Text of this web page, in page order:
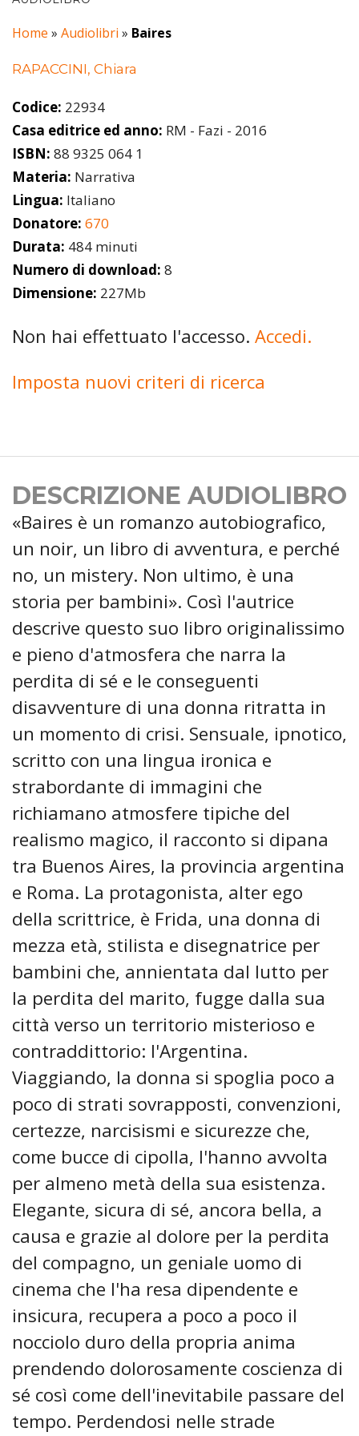
Home » Audiolibri » Baires
RAPACCINI, Chiara
Codice: 22934
Casa editrice ed anno: RM - Fazi - 2016
ISBN: 88 9325 064 1
Materia: Narrativa
Lingua: Italiano
Donatore: 670
Durata: 484 minuti
Numero di download: 8
Dimensione: 227Mb
Non hai effettuato l'accesso. Accedi.
Imposta nuovi criteri di ricerca
DESCRIZIONE AUDIOLIBRO
«Baires è un romanzo autobiografico,
un noir, un libro di avventura, e perché
no, un mistery. Non ultimo, è una
storia per bambini». Così l'autrice
descrive questo suo libro originalissimo
e pieno d'atmosfera che narra la
perdita di sé e le conseguenti
disavventure di una donna ritratta in
un momento di crisi. Sensuale, ipnotico,
scritto con una lingua ironica e
strabordante di immagini che
richiamano atmosfere tipiche del
realismo magico, il racconto si dipana
tra Buenos Aires, la provincia argentina
e Roma. La protagonista, alter ego
della scrittrice, è Frida, una donna di
mezza età, stilista e disegnatrice per
bambini che, annientata dal lutto per
la perdita del marito, fugge dalla sua
città verso un territorio misterioso e
contraddittorio: l'Argentina.
Viaggiando, la donna si spoglia poco a
poco di strati sovrapposti, convenzioni,
certezze, narcisismi e sicurezze che,
come bucce di cipolla, l'hanno avvolta
per almeno metà della sua esistenza.
Elegante, sicura di sé, ancora bella, a
causa e grazie al dolore per la perdita
del compagno, un geniale uomo di
cinema che l'ha resa dipendente e
insicura, recupera a poco a poco il
nocciolo duro della propria anima
prendendo dolorosamente coscienza di
sé così come dell'inevitabile passare del
tempo. Perdendosi nelle strade